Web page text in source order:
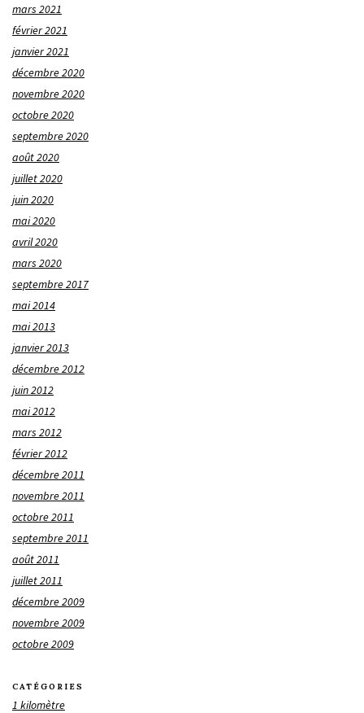
mars 2021
février 2021
janvier 2021
décembre 2020
novembre 2020
octobre 2020
septembre 2020
août 2020
juillet 2020
juin 2020
mai 2020
avril 2020
mars 2020
septembre 2017
mai 2014
mai 2013
janvier 2013
décembre 2012
juin 2012
mai 2012
mars 2012
février 2012
décembre 2011
novembre 2011
octobre 2011
septembre 2011
août 2011
juillet 2011
décembre 2009
novembre 2009
octobre 2009
CATÉGORIES
1 kilomètre